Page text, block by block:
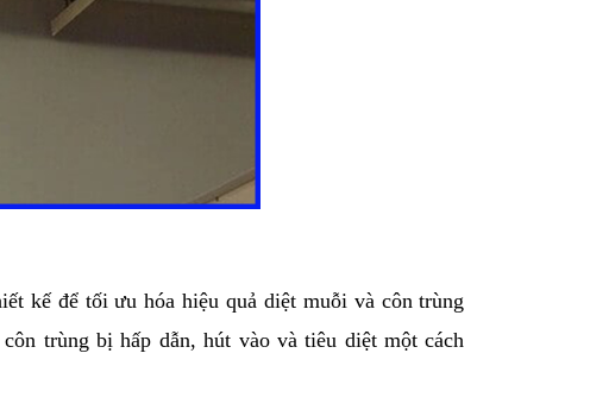
kế để tối ưu hóa hiệu quả diệt muỗi và côn trùng
trùng bị hấp dẫn, hút vào và tiêu diệt một cách